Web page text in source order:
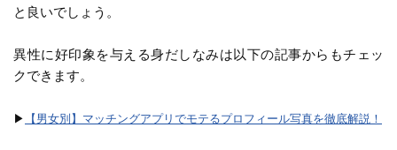
と良いでしょう。
異性に好印象を与える身だしなみは以下の記事からもチェッ
クできます。
▶︎ 【男女別】マッチングアプリでモテるプロフィール写真を徹底解説！